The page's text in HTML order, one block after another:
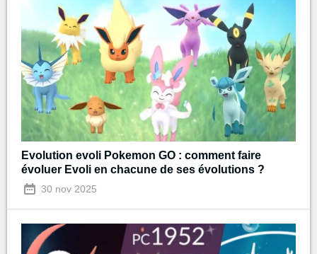
Evolution evoli Pokemon GO : comment faire
évoluer Evoli en chacune de ses évolutions ?
30 nov 2025